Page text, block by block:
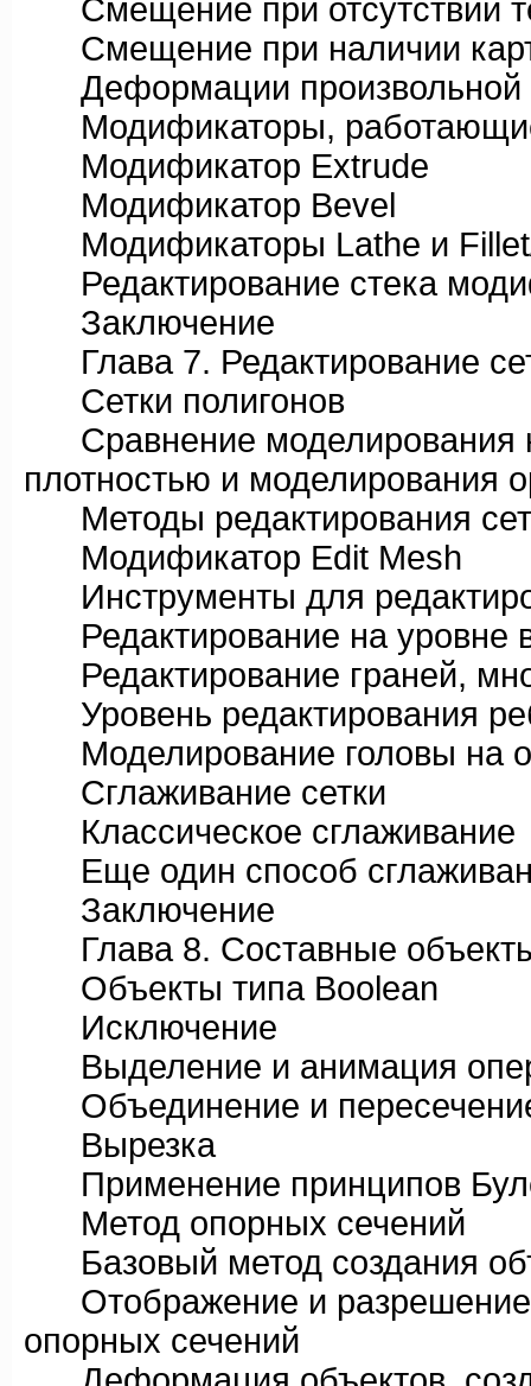
Смещение при отсутствии
Смещение при наличии
Деформации
Модификаторы,
Модификатор Extrude
Модификатор Bevel
Модификаторы Lathe и
Редактирование стека
Заключение
Глава 7. Редактирование
Сетки полигонов
Сравнение моделирования
плотностью и моделирования
Методы редактирования
Модификатор Edit Mesh
Инструменты для
Редактирование на уровне
Редактирование граней,
Уровень редактирования
Моделирование головы на
Сглаживание сетки
Классическое сглаживание
Еще один способ
Заключение
Глава 8. Составные
Объекты типа Boolean
Исключение
Выделение и анимация
Объединение и
Вырезка
Применение принципов
Метод опорных сечений
Базовый метод создания
Отображение и разрешение
опорных сечений